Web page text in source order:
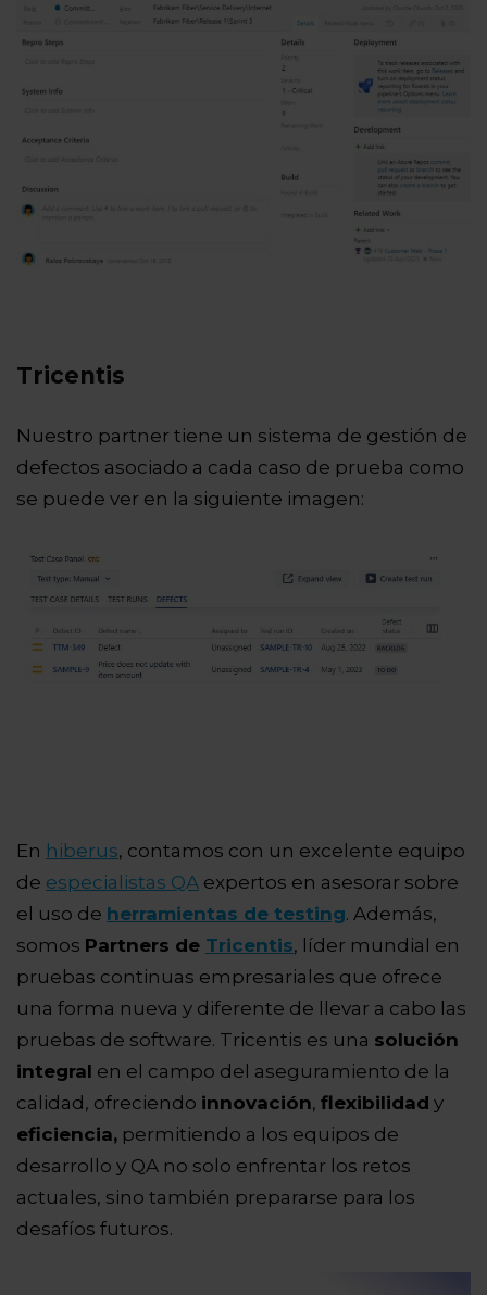
Tricentis
Nuestro partner tiene un sistema de gestión de
defectos asociado a cada caso de prueba como
se puede ver en la siguiente imagen:
En hiberus, contamos con un excelente equipo
de especialistas QA expertos en asesorar sobre
el uso de herramientas de testing. Además,
somos Partners de Tricentis, líder mundial en
pruebas continuas empresariales que ofrece
una forma nueva y diferente de llevar a cabo las
pruebas de software. Tricentis es una solución
integral en el campo del aseguramiento de la
calidad, ofreciendo innovación, flexibilidad y
eficiencia, permitiendo a los equipos de
desarrollo y QA no solo enfrentar los retos
actuales, sino también prepararse para los
desafíos futuros.